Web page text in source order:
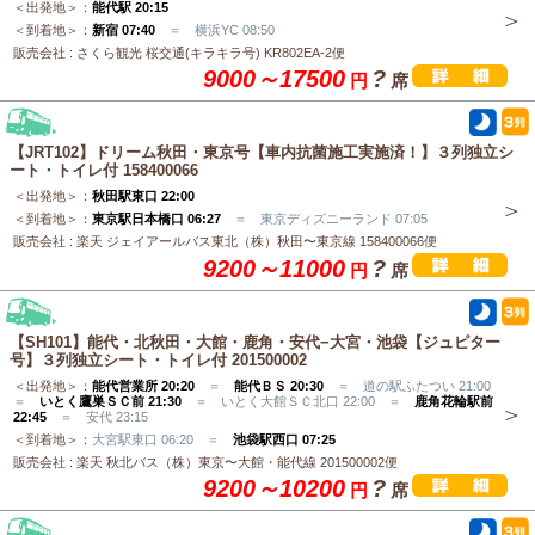
＜出発地＞： 能代駅 20:15
＜到着地＞： 新宿 07:40 ＝ 横浜YC 08:50
販売会社 : さくら観光 桜交通(キラキラ号) KR802EA-2便
9000～17500 円 ? 席
【JRT102】ドリーム秋田・東京号【車内抗菌施工実施済！】３列独立シ
ート・トイレ付 158400066
＜出発地＞： 秋田駅東口 22:00
＜到着地＞： 東京駅日本橋口 06:27 ＝ 東京ディズニーランド 07:05
販売会社 : 楽天 ジェイアールバス東北（株）秋田〜東京線 158400066便
9200～11000 円 ? 席
【SH101】能代・北秋田・大館・鹿角・安代−大宮・池袋【ジュピター
号】３列独立シート・トイレ付 201500002
＜出発地＞： 能代営業所 20:20 ＝ 能代ＢＳ 20:30 ＝ 道の駅ふたつい 21:00
＝ いとく鷹巣ＳＣ前 21:30 ＝ いとく大館ＳＣ北口 22:00 ＝ 鹿角花輪駅前
22:45 ＝ 安代 23:15
＜到着地＞： 大宮駅東口 06:20 ＝ 池袋駅西口 07:25
販売会社 : 楽天 秋北バス（株）東京〜大館・能代線 201500002便
9200～10200 円 ? 席